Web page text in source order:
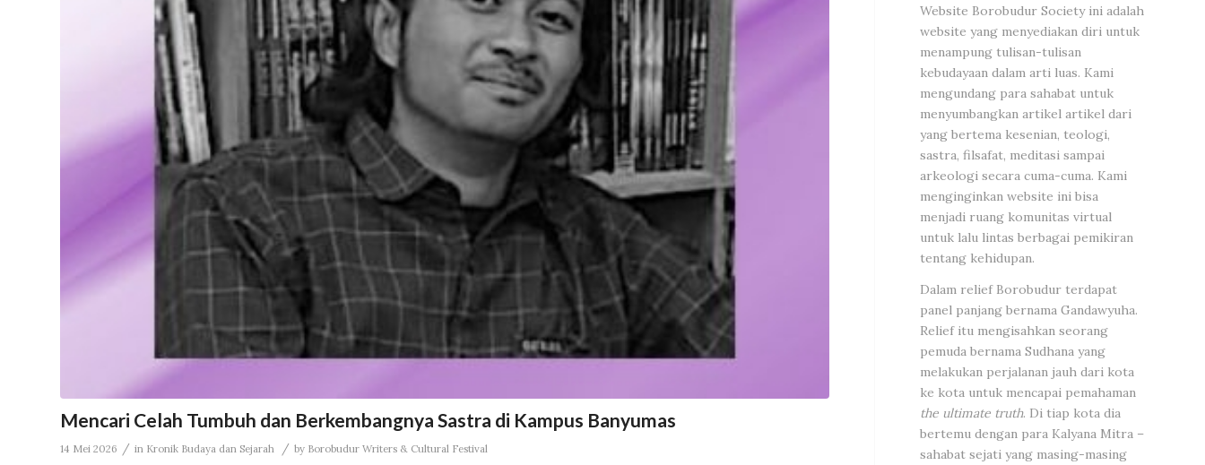
Mencari Celah Tumbuh dan Berkembangnya Sastra di Kampus Banyumas
14 Mei 2026 / in Kronik Budaya dan Sejarah / by Borobudur Writers & Cultural Festival
Website Borobudur Society ini adalah
website yang menyediakan diri untuk
menampung tulisan-tulisan
kebudayaan dalam arti luas. Kami
mengundang para sahabat untuk
menyumbangkan artikel artikel dari
yang bertema kesenian, teologi,
sastra, filsafat, meditasi sampai
arkeologi secara cuma-cuma. Kami
menginginkan website ini bisa
menjadi ruang komunitas virtual
untuk lalu lintas berbagai pemikiran
tentang kehidupan.
Dalam relief Borobudur terdapat
panel panjang bernama Gandawyuha.
Relief itu mengisahkan seorang
pemuda bernama Sudhana yang
melakukan perjalanan jauh dari kota
ke kota untuk mencapai pemahaman
the ultimate truth. Di tiap kota dia
bertemu dengan para Kalyana Mitra –
sahabat sejati yang masing-masing